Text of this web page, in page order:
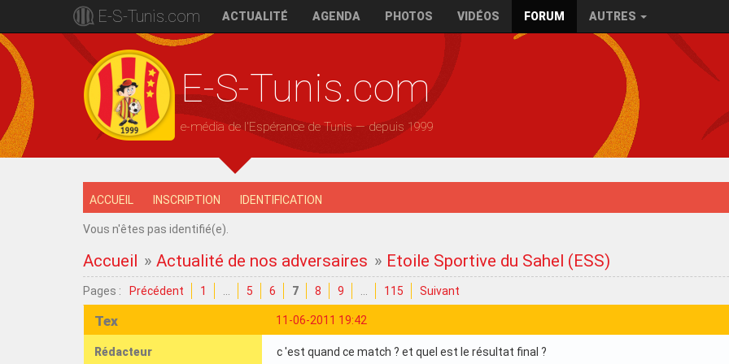
E-S-Tunis.com ACTUALITÉ AGENDA PHOTOS VIDÉOS FORUM AUTRES
E-S-Tunis.com
e-média de l'Espérance de Tunis — depuis 1999
ACCUEIL INSCRIPTION IDENTIFICATION
Vous n'êtes pas identifié(e).
Accueil »Actualité de nos adversaires » Etoile Sportive du Sahel (ESS)
Pages : Précédent 1 5 6 7 8 9 115 Suivant
11-06-2011 19:42
Tex
Rédacteur c 'est quand ce match ? et quel est le résultat final ?